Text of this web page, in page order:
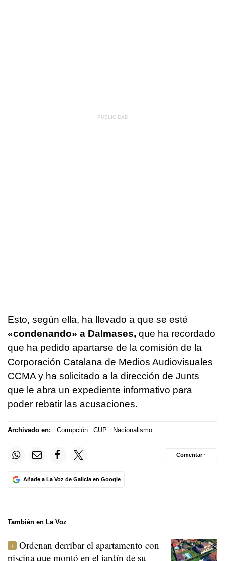
Esto, según ella, ha llevado a que se esté
«condenando» a Dalmases, que ha recordado
que ha pedido apartarse de la comisión de la
Corporación Catalana de Medios Audiovisuales
CCMA y ha solicitado a la dirección de Junts
que le abra un expediente informativo para
poder rebatir las acusaciones.
Archivado en: Corrupción CUP Nacionalismo
Añade a La Voz de Galicia en Google
Comentar ·
También en La Voz
Ordenan derribar el apartamento con
piscina que montó en el jardín de su